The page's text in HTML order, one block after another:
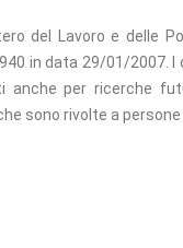
del Lavoro e delle
in data 29/01/
anche per ricerche
sono rivolte a